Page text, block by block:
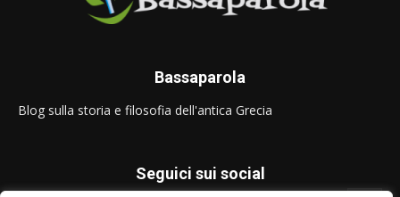
Bassaparola
Blog sulla storia e filosofia dell'antica Grecia
Seguici sui social